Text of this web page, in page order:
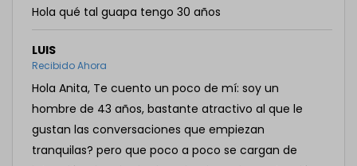
Hola qué tal guapa tengo 30 años
LUIS
Recibido Ahora
Hola Anita, Te cuento un poco de mí: soy un
hombre de 43 años, bastante atractivo al que le
gustan las conversaciones que empiezan
tranquilas? pero que poco a poco se cargan de